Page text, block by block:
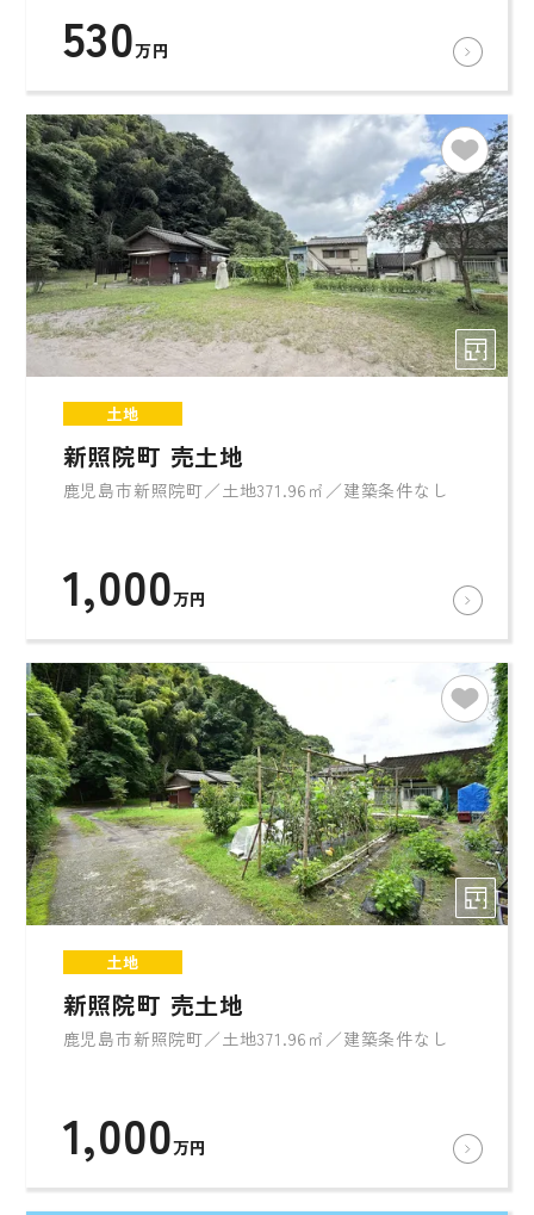
530万円
土地
新照院町 売土地
鹿児島市新照院町／土地371.96㎡／建築条件なし
1,000万円
土地
新照院町 売土地
鹿児島市新照院町／土地371.96㎡／建築条件なし
1,000万円